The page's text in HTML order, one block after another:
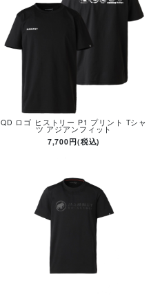
QD ロゴ ヒストリー P1 プリント Tシャ
ツ アジアンフィット
7,700円(税込)